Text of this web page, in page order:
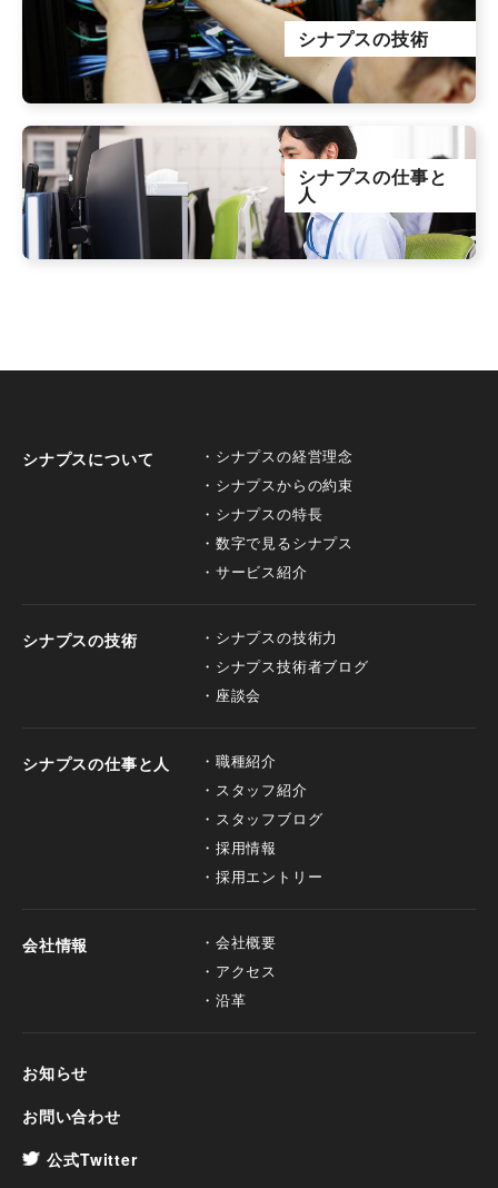
シナプスの技術
シナプスの仕事と
人
シナプスについて
シナプスの経営理念
シナプスからの約束
シナプスの特長
数字で見るシナプス
サービス紹介
シナプスの技術
シナプスの技術力
シナプス技術者ブログ
座談会
シナプスの仕事と人
職種紹介
スタッフ紹介
スタッフブログ
採用情報
採用エントリー
会社情報
会社概要
アクセス
沿革
お知らせ
お問い合わせ
公式Twitter